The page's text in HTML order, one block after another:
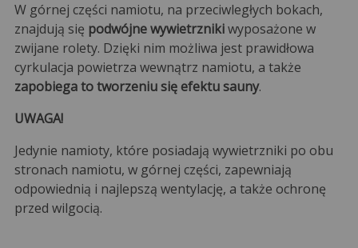
W górnej części namiotu, na przeciwległych bokach,
znajdują się podwójne wywietrznikiwyposażone w
zwijane rolety. Dzięki nim możliwa jest prawidłowa
cyrkulacja powietrza wewnątrz namiotu, a także
zapobiega to tworzeniu się efektu sauny.
UWAGA!
Jedynie namioty, które posiadają wywietrzniki po obu
stronach namiotu, w górnej części, zapewniają
odpowiednią i najlepszą wentylację, a także ochronę
przed wilgocią.